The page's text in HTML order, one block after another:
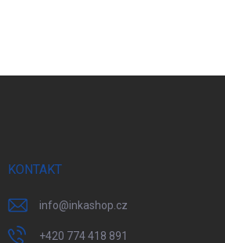
KONTAKT
info@inkashop.cz
+420 774 418 891